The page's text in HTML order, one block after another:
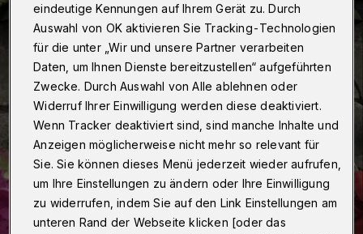
eindeutige Kennungen auf Ihrem Gerät zu. Durch
Auswahl von OK aktivieren Sie Tracking-Technologien
für die unter „Wir und unsere Partner verarbeiten
Daten, um Ihnen Dienste bereitzustellen“ aufgeführten
Zwecke. Durch Auswahl von Alle ablehnen oder
Widerruf Ihrer Einwilligung werden diese deaktiviert.
Wenn Tracker deaktiviert sind, sind manche Inhalte und
Anzeigen möglicherweise nicht mehr so relevant für
Sie. Sie können dieses Menü jederzeit wieder aufrufen,
um Ihre Einstellungen zu ändern oder Ihre Einwilligung
zu widerrufen, indem Sie auf den Link Einstellungen am
unteren Rand der Webseite klicken [oder das